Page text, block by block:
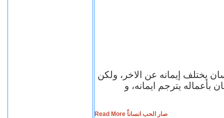
يختلف إيمانه عن الاخر، ولكن
بأعماله يترجم ايمانه، و
Read More صار الحب انساناً